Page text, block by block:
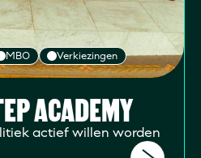
MBO Verkiezingen
ACADEMY
actief willen worden